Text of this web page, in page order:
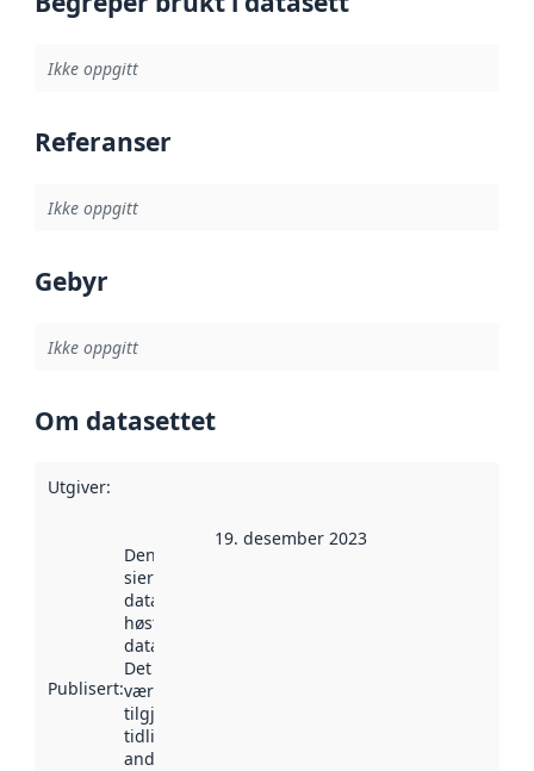
Ikke oppgitt
Referanser
Ikke oppgitt
Gebyr
Ikke oppgitt
Om datasettet
Utgiver:
Publisert:
Denne datoen
sier når
datasettet ble
høstet av
data.norge.no.
Det kan ha
vært
tilgjengelig
tidligere
andre steder.
19. desember 2023